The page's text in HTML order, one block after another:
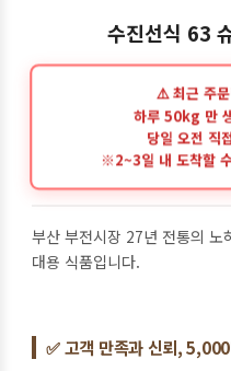
수진선식 63
부산 부전시장 27년 전통의 노
대용 식품입니다.
✅ 고객 만족과 신뢰,